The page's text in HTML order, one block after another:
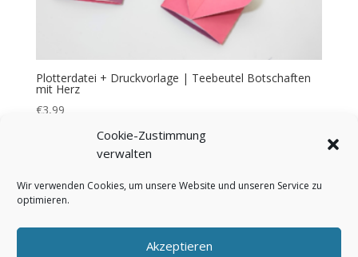
Cookie-Zustimmung
verwalten
Wir verwenden Cookies, um unsere Website und unseren Service zu
optimieren.
Akzeptieren
Plotterdatei + Druckvorlage | Teebeutel Botschaften
mit Herz
€3,99
Bezahlung & Versand
AGB
Impressum Über mich
Kontakt
Cookie-Richtlinie (EU)